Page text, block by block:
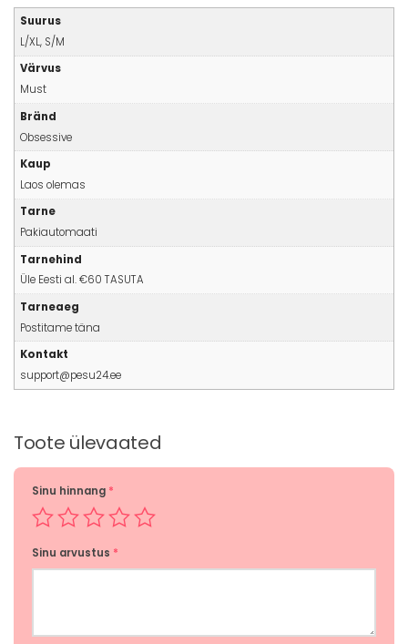
Suurus
L/XL, S/M
Värvus
Must
Bränd
Obsessive
Kaup
Laos olemas
Tarne
Pakiautomaati
Tarnehind
Üle Eesti al. €60 TASUTA
Tarneaeg
Postitame täna
Kontakt
support@pesu24.ee
Toote ülevaated
Sinu hinnang *
Sinu arvustus *